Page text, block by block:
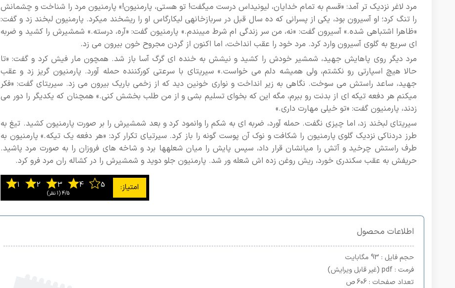
مرد لاغر نزدیک تر آمد: «قسم به تمام خدایان، لیونیداس درست میگفت! تو هستی، پارمنیون!» پارمنیون مرد را شناخت و چشمانش
را تنگ کرد؛ او آسیرون بود، یکی از پسرانی که ده سال قبل در سربازخانهی لیکارگاس او را ریشخند میکرد. پارمنیون لبخند زد و گفت:
«ظاهرا اشتباهی شده.» آسیرون گفت: «نه، من سر زندگی ام شرط میبندم.» پارمنیون گفت: «آره، درسته.» شمشیرش را کشید و ضربه
ای سریع به گلوی آسیرون وارد کرد. مرد خود را عقب انداخت، اما اکنون از گردن مجروح خون بیرون می زد.
مرد دیگر روی پاهایش جهید، شمشیر خودش را کشید و نیشش به خنده ای گرگ آسا باز شد. همچون مار فیش کرد و گفت: «تا
حالا هیچ اسپارتی رو نکشتم، ولی همیشه دلم می خواست.» سیریتای با سرعتی کورکننده حمله آورد. پارمنیون گریز زد و عقب
جهید، ساعد راستش می سوخت. نگاهی به زیر انداخت و نواری خونین دید که از زخمی باریک بیرون می زد. سیریتای گفت: «فکر
میکنم هر دفعه تیکه ای از بدنت رو ببرم، مگه این که بخوای تسلیم بشی و از من طلب بخشش کنی.» همچنان که یکدیگر را دور می
زدند، پارمنیون گفت: «تو خیلی مهارت داری.»
سیریتای لبخند زد، اما چیزی نگفت. حمله آورد، ضربه ای به شکم را وانمود کرد و بعد شمشیرش را بر صورت پارمنیون کشید. تیغ به
طرز دردناکی نزدیک گلوی پارمنیون را شکافت و نوک آن پوست گونه را باز کرد. سیرتیای تکرار کرد: «هر دفعه یک تیکه.» پارمنیون به
طرف راستش چرخید و آتش را میانشان قرار داد، سپس پایش را میان شعلهها برد و شاخه های فروزان را به صورت مرد پاشید.
حریفش به عقب سکندری خورد، ریش روغن زده اش شعله ور شد. پارمنیون جلو دوید و شمشیرش را در کشاله ران مرد فرو کرد.
4/5 ‫(1 نظر)
اطلاعات محصول
حجم فایل : 93 مگابایت
فرمت : pdf (غیر قابل ویرایش)
تعداد صفحات : 606 ص